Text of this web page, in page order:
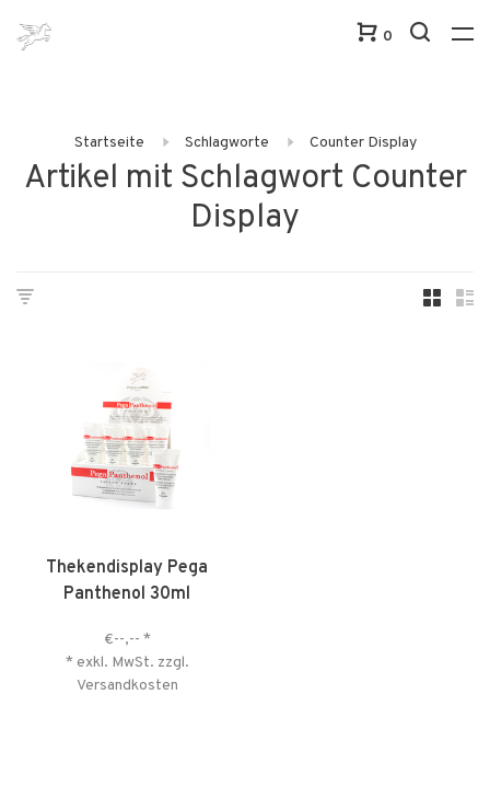
0
Startseite Schlagworte Counter Display
Artikel mit Schlagwort Counter
Display
Thekendisplay Pega
Panthenol 30ml
€--,-- *
* exkl. MwSt. zzgl.
Versandkosten